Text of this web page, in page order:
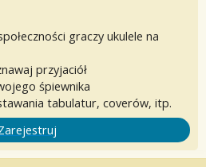
graczy ukulele na
przyjaciół
śpiewnika
tabulatur, coverów, itp.